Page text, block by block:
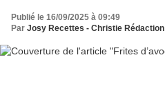
Publié le 16/09/2025 à 09:49
Par Josy Recettes - Christie Rédaction